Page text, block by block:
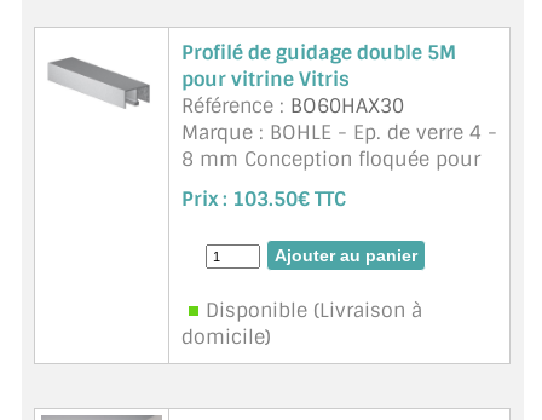
Profilé de guidage double 5M
pour vitrine Vitris
Référence : BO60HAX30
Marque : BOHLE - Ep. de verre 4 -
8 mm Conception floquée pour
l'isolation acoustique Avec film
de protection Unité de vente 5 m
Supra
Prix : 103.50€ TTC
Disponible (Livraison à
domicile)